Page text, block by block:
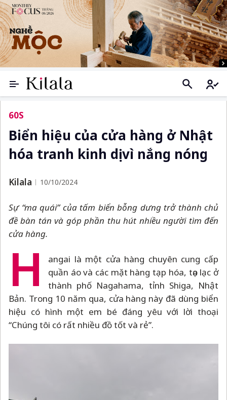
60S
Biển hiệu của cửa hàng ở Nhật
hóa tranh kinh dị vì nắng nóng
Kilala 10/10/2024
Sự“ma quái” của tấm biển bỗng dưng trở thành chủ
đề bàn tán và góp phần thu hút nhiều người tìm đến
cửa hàng.
H
angai là một cửa hàng chuyên cung cấp
quần áo và các mặt hàng tạp hóa, tọa lạc ở
thành phố Nagahama, tỉnh Shiga, Nhật
Bản. Trong 10 năm qua, cửa hàng này đã dùng biển
hiệu có hình một em bé đáng yêu với lời thoại
“Chúng tôi có rất nhiều đồ tốt và rẻ”.